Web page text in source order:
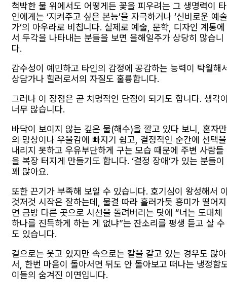
척박한 물 위에서도 어떻게든 꽃을 피우려는 그 생명력이 타
인에게는 ‘지켜주고 싶은 본능’을 자극하거나 ‘신비로운 예술
가’의 아우라로 비칩니다. 실제로 예술, 문학, 디자인 계통에
서 두각을 나타내는 분들을 보면 을해일주가 상당히 많습니
다.
감수성이 예민하고 타인의 감정에 공감하는 능력이 탁월해
상담가나 힐러로서의 자질도 훌륭합니다.
그러나 이 장점은 곧 치명적인 단점이 되기도 합니다. 생각
너무 많습니다.
바닥이 보이지 않는 깊은 물(해수)을 깔고 있다 보니, 혼자만
의 망상이나 우울감에 빠지기 쉽고, 결정적인 순간에 선택을
내리지 못하고 우유부단하게 구는 모습 때문에 주변 사람들
을 복장 터지게 만들기도 합니다. ‘결정 장애’가 있는 분들이
꽤 많아요.
또한 끈기가 부족해 보일 수 있습니다. 호기심이 왕성해서
것저것 시작은 잘하는데, 물결 따라 흘러가듯 흥미가 떨어지
면 금방 다른 곳으로 시선을 돌려버리는 탓에 “너는 도대체
하나를 진득하게 하는 게 없냐”는 잔소리를 평생 듣고 살 수
도 있습니다.
겉으로는 웃고 있지만 속으로는 칼을 갈고 있는 경우도 많아
서, 한번 마음이 돌아서면 뒤도 안 돌아보고 떠나는 냉정함
이들의 숨겨진 이면입니다.